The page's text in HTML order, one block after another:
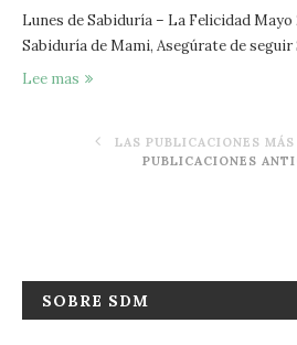
Lunes de Sabiduría – La Felicidad Mayo
Sabiduría de Mami, Asegúrate de
Lee mas
LAS PUBLICACIONES MÁS
PUBLICACIONES
SOBRE SDM